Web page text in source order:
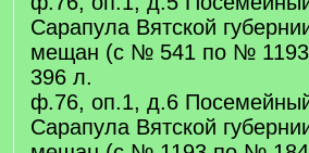
Сарапула Вятской
мещан (с № 541 по № 1193)
396 л.
ф.76, оп.1, д.6 Посемейный
Сарапула Вятской